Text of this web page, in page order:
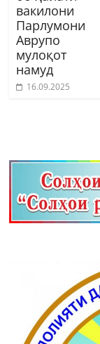
вакилони
Парлумони
Аврупо
мулоқот
намуд
16.09.2025